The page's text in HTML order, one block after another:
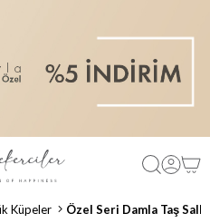
Küpeler Özel Seri Damla Taş